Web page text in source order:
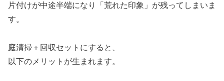
片付けが中途半端になり「荒れた印象」が残ってしまいま
す。
庭清掃＋回収セットにすると、
以下のメリットが生まれます。